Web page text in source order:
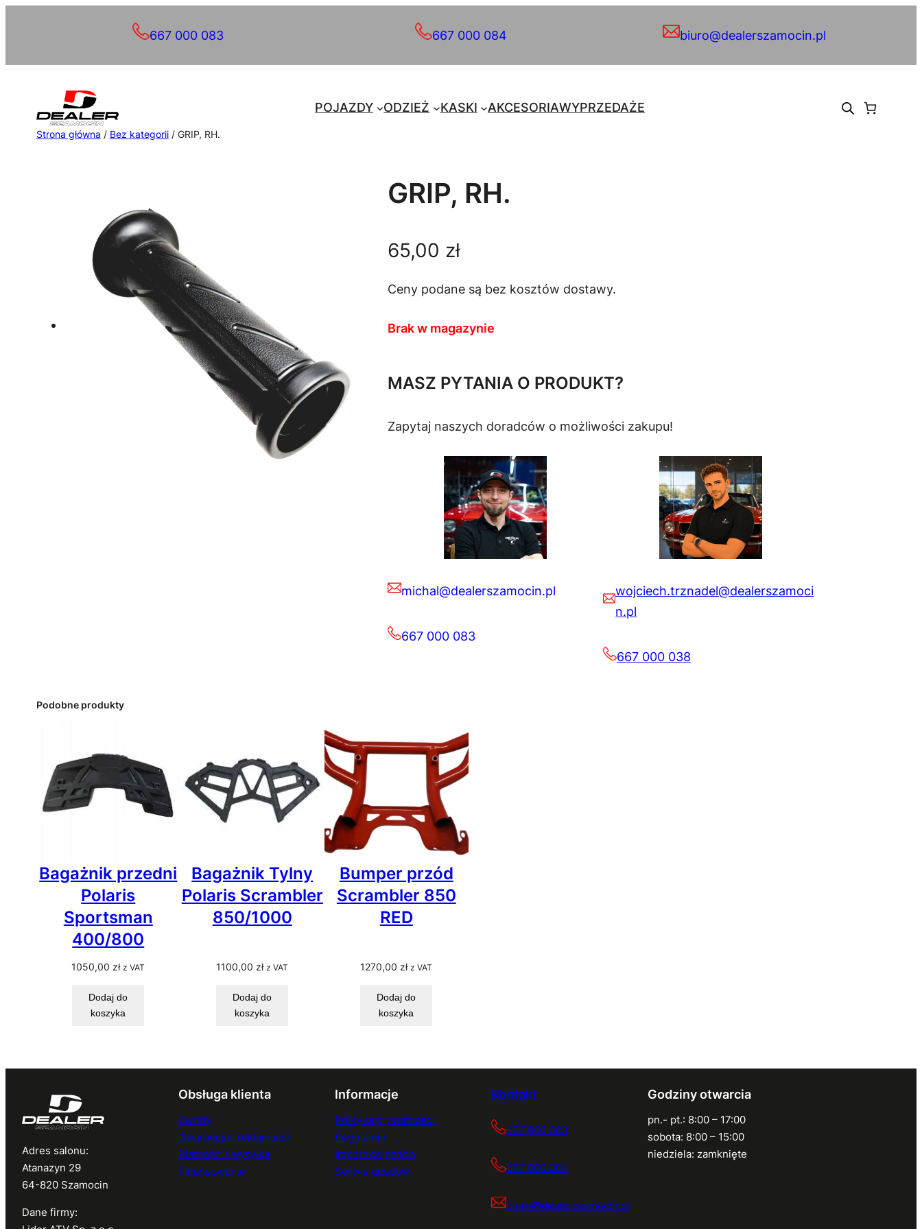
667 000 083 667 000 084 biuro@dealerszamocin.pl
POJAZDY ODZIEŻ KASKI AKCESORIAWYPRZEDAŻE
Strona główna / Bez kategorii/ GRIP, RH.
GRIP, RH.
65,00 zł
Ceny podane są bez kosztów dostawy.
Brak w magazynie
MASZ PYTANIA O PRODUKT?
Zapytaj naszych doradców o możliwości zakupu!
michal@dealerszamocin.pl
667 000 083
wojciech.trznadel@dealerszamoci
n.pl
667 000 038
Podobne produkty
Bagażnik przedni
Polaris
Sportsman
400/800
1050,00 zł z VAT
Dodaj do
koszyka
Bagażnik Tylny
Polaris Scrambler
850/1000
1100,00 zł z VAT
Dodaj do
koszyka
Bumper przód
Scrambler 850
RED
1270,00 zł z VAT
Dodaj do
koszyka
Adres salonu:
Atanazyn 29
64-820 Szamocin
Dane firmy:
Obsługa klienta
Zwroty
Gwarancja i reklamacje
Płatności i wysyłka
Finansowanie
Informacje
Polityka prywatności
Regulamin
Import pojazdów
Serwis quadów
Kontakt
667 000 083
667 000 084
biuro@dealerszamocin.pl
Godziny otwarcia
pn.- pt.: 8:00 – 17:00
sobota: 8:00 – 15:00
niedziela: zamknięte